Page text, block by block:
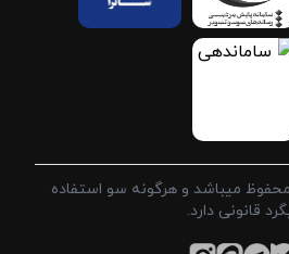
محفوظ میباشد و هرگونه سو استفاده
قانونی دارد.